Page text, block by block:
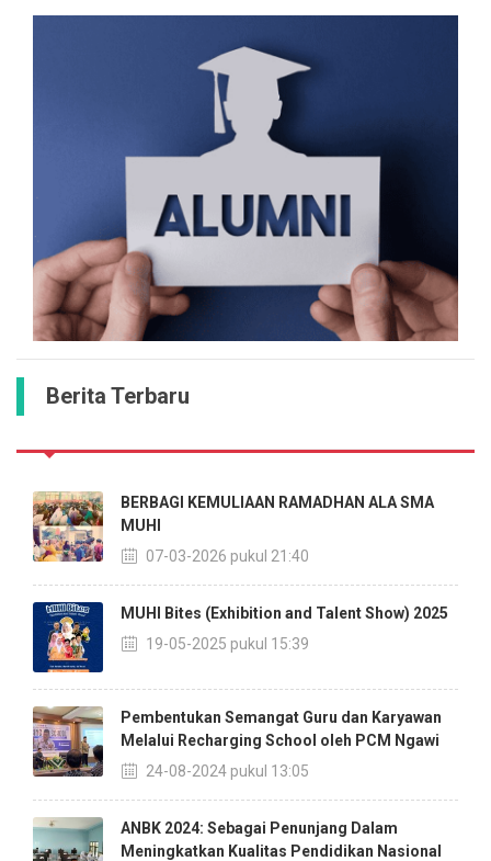
Berita Terbaru
BERBAGI KEMULIAAN RAMADHAN ALA SMA
MUHI
07-03-2026 pukul 21:40
MUHI Bites (Exhibition and Talent Show) 2025
19-05-2025 pukul 15:39
Pembentukan Semangat Guru dan Karyawan
Melalui Recharging School oleh PCM Ngawi
24-08-2024 pukul 13:05
ANBK 2024: Sebagai Penunjang Dalam
Meningkatkan Kualitas Pendidikan Nasional